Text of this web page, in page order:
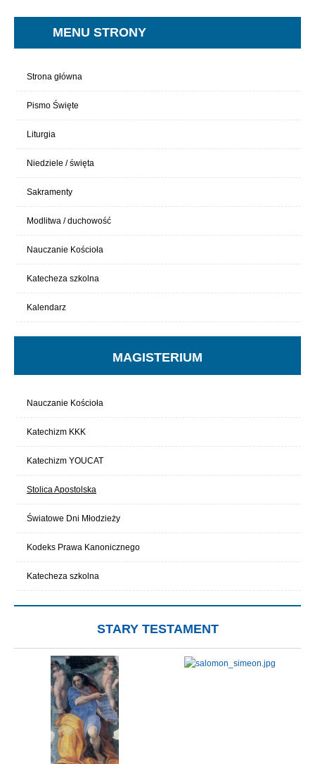
MENU STRONY
Strona główna
Pismo Święte
Liturgia
Niedziele / święta
Sakramenty
Modlitwa / duchowość
Nauczanie Kościoła
Katecheza szkolna
Kalendarz
MAGISTERIUM
Nauczanie Kościoła
Katechizm KKK
Katechizm YOUCAT
Stolica Apostolska
Światowe Dni Młodzieży
Kodeks Prawa Kanonicznego
Katecheza szkolna
STARY TESTAMENT